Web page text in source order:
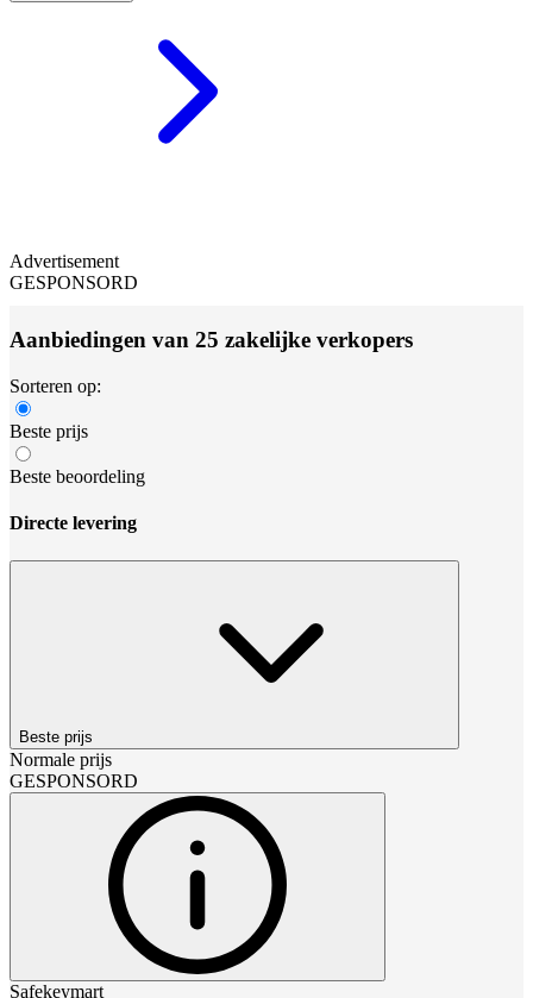
Advertisement
GESPONSORD
Aanbiedingen van 25 zakelijke verkopers
Sorteren op:
Beste prijs
Beste beoordeling
Directe levering
Beste prijs
Normale prijs
GESPONSORD
Safekeymart